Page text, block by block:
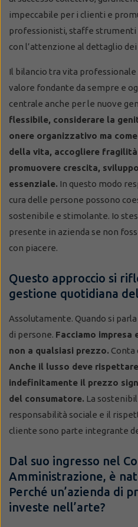
impeccabile per i clienti e
professionisti, staffe strumenti
con l’attenzione al dettaglio
Il bilancio tra vita
valore fondante da sempre e
centrale anche per le nuove
flessibile, considerare la
onere organizzativo ma
della vita, accogliere
promuovere crescita,
essenziale. In questo modo
cura delle persone possono
sostenibile e stimolante. Io
presente in azienda se non
con piacere.
Questo approccio si
gestione quotidiana
Assolutamente. Quando si
di persone. Facciamo
non a qualsiasi prezzo. Conta
Anche il lusso deve
indefinitamente il prezzo
del consumatore. La
responsabilità sociale e il
cliente sono parte integrante
Dal suo ingresso nel
Amministrazione, è
Perché un’azienda di
investe nell’arte?